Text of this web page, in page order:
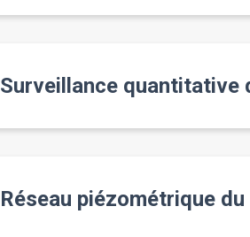
Surveillance quantitative
Réseau piézométrique